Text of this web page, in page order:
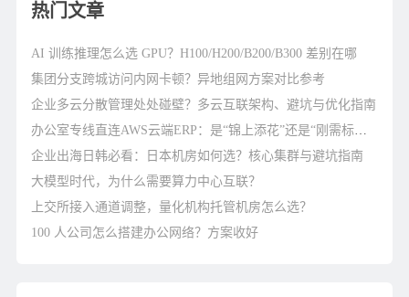
热门文章
AI 训练推理怎么选 GPU？H100/H200/B200/B300 差别在哪
集团分支跨城访问内网卡顿？异地组网方案对比参考
企业多云分散管理处处碰壁？多云互联架构、避坑与优化指南
办公室专线直连AWS云端ERP：是“锦上添花”还是“刚需标配”？
企业出海日韩必看：日本机房如何选？核心集群与避坑指南
大模型时代，为什么需要算力中心互联？
上交所接入通道调整，量化机构托管机房怎么选？
100 人公司怎么搭建办公网络？方案收好